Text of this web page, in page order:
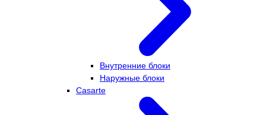
Внутренние блоки
Наружные блоки
Casarte